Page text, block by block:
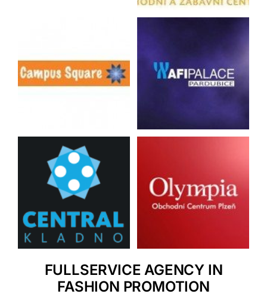
FULLSERVICE AGENCY IN
FASHION PROMOTION